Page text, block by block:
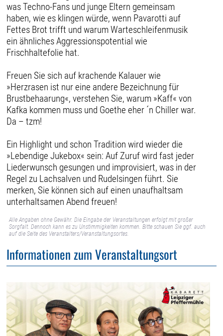
was Techno-Fans und junge Eltern gemeinsam
haben, wie es klingen würde, wenn Pavarotti auf
Fettes Brot trifft und warum Warteschleifenmusik
ein ähnliches Aggressionspotential wie
Frischhaltefolie hat.
Freuen Sie sich auf krachende Kalauer wie
»Herzrasen ist nur eine andere Bezeichnung für
Brustbehaarung«, verstehen Sie, warum »Kaff« von
Kafka kommen muss und Goethe eher ´n Chiller war.
Da – tzm!
Ein Highlight und schon Tradition wird wieder die
»Lebendige Jukebox« sein: Auf Zuruf wird fast jeder
Liederwunsch gesungen und improvisiert, was in der
Regel zu Lachsalven und Rudelsingen führt. Sie
merken, Sie können sich auf einen unaufhaltsam
unterhaltsamen Abend freuen!
Alle Angaben ohne Gewähr. Die Eingabe der Veranstaltungen erfolgt mit großer
Sorgfalt. Dennoch kann es zu Unstimmigkeiten kommen. Bitte schauen Sie ggf. auch
auf die Seite des Veranstalters/Veranstaltungsortes.
Informationen zum Veranstaltungsort